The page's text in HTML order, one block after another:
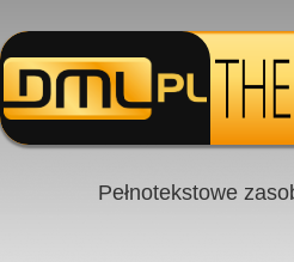
Pełnotekstowe